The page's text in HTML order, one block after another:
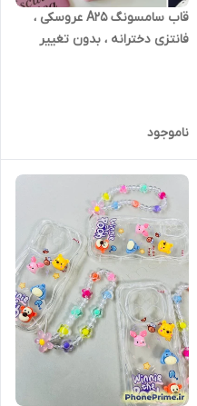
قاب سامسونگ A25 عروسکی ،
فانتزی دخترانه ، بدون تغییر
ناموجود